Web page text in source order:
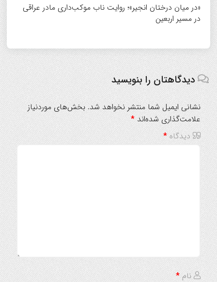
«در میان درختان انجیر»؛ روایت ناب موکب‌داری مادر عراقی
در مسیر اربعین
دیدگاهتان را بنویسید
نشانی ایمیل شما منتشر نخواهد شد. بخش‌های موردنیاز
علامت‌گذاری شده‌اند*
دیدگاه*
نام*